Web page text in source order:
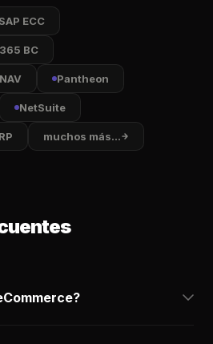
SAP ECC
BC
Pantheon
NetSuite
muchos más...